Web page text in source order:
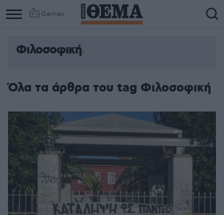
Games
Φιλοσοφική
Όλα τα άρθρα του tag Φιλοσοφική